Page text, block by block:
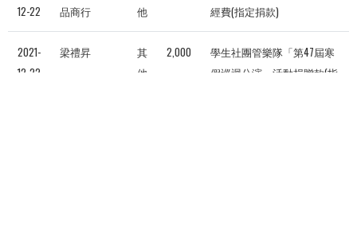
12-22
品商行
他
經費(指定捐款)
2021-
12-22
梁禮昇
其
他
2,000
學生社團管樂隊「第47屆寒
假巡迴公演」活動捐贈款(指